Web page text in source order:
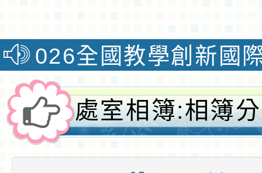
創新國際認證獎榮獲
處室相簿:相簿